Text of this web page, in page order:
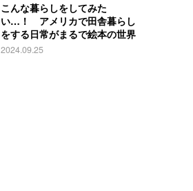
こんな暮らしをしてみた
い…！ アメリカで田舎暮らし
をする日常がまるで絵本の世界
2024.09.25